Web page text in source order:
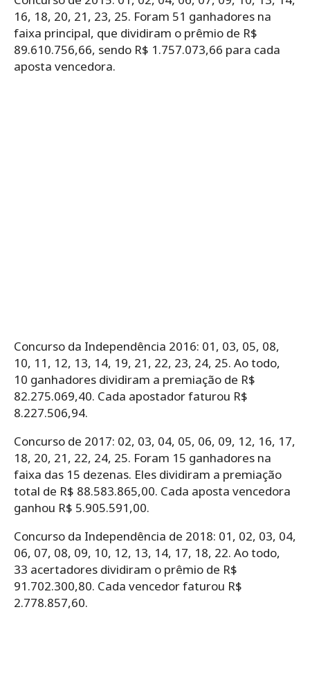
16, 18, 20, 21, 23, 25. Foram 51 ganhadores na
faixa principal, que dividiram o prêmio de R$
89.610.756,66, sendo R$ 1.757.073,66 para cada
aposta vencedora.
Concurso da Independência 2016: 01, 03, 05, 08,
10, 11, 12, 13, 14, 19, 21, 22, 23, 24, 25. Ao todo,
10 ganhadores dividiram a premiação de R$
82.275.069,40. Cada apostador faturou R$
8.227.506,94.
Concurso de 2017: 02, 03, 04, 05, 06, 09, 12, 16, 17,
18, 20, 21, 22, 24, 25. Foram 15 ganhadores na
faixa das 15 dezenas. Eles dividiram a premiação
total de R$ 88.583.865,00. Cada aposta vencedora
ganhou R$ 5.905.591,00.
Concurso da Independência de 2018: 01, 02, 03, 04,
06, 07, 08, 09, 10, 12, 13, 14, 17, 18, 22. Ao todo,
33 acertadores dividiram o prêmio de R$
91.702.300,80. Cada vencedor faturou R$
2.778.857,60.